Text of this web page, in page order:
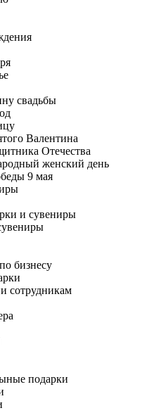
свадьбы
Валентина
Отечества
женский день
9 мая
и сувениры
бизнесу
сотрудникам
подарки